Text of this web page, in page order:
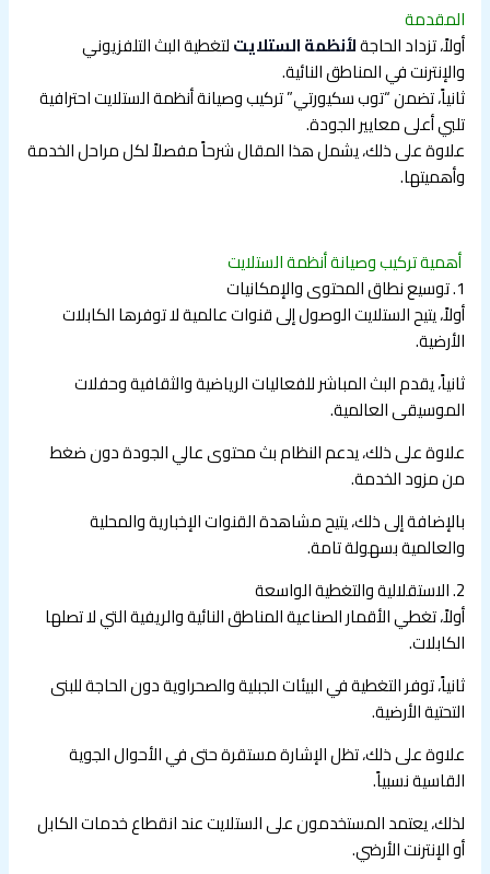
المقدمة
أولاً، تزداد الحاجةلأنظمة الستلايتلتغطية البث التلفزيوني
والإنترنت في المناطق النائية.
ثانياً، تضمن “توب سكيورتي” تركيب وصيانة أنظمة الستلايت احترافية
تلبي أعلى معايير الجودة.
علاوة على ذلك، يشمل هذا المقال شرحاً مفصلاً لكل مراحل الخدمة
وأهميتها.
أهمية تركيب وصيانة أنظمة الستلايت
1. توسيع نطاق المحتوى والإمكانيات
أولاً، يتيح الستلايت الوصول إلى قنوات عالمية لا توفرها الكابلات
الأرضية.
ثانياً، يقدم البث المباشر للفعاليات الرياضية والثقافية وحفلات
الموسيقى العالمية.
علاوة على ذلك، يدعم النظام بث محتوى عالي الجودة دون ضغط
من مزود الخدمة.
بالإضافة إلى ذلك، يتيح مشاهدة القنوات الإخبارية والمحلية
والعالمية بسهولة تامة.
2. الاستقلالية والتغطية الواسعة
أولاً، تغطي الأقمار الصناعية المناطق النائية والريفية التي لا تصلها
الكابلات.
ثانياً، توفر التغطية في البيئات الجبلية والصحراوية دون الحاجة للبنى
التحتية الأرضية.
علاوة على ذلك، تظل الإشارة مستقرة حتى في الأحوال الجوية
القاسية نسبياً.
لذلك، يعتمد المستخدمون على الستلايت عند انقطاع خدمات الكابل
أو الإنترنت الأرضي.